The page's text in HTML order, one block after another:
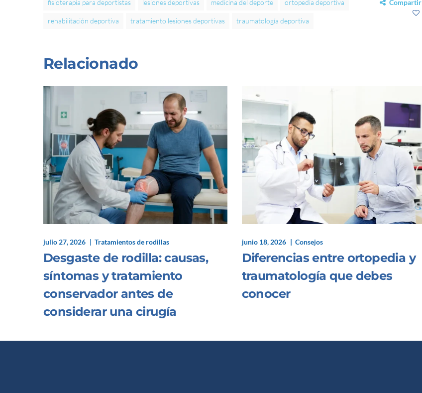
fisioterapia para deportistas lesiones deportivas medicina del deporte ortopedia deportiva
rehabilitación deportiva tratamiento lesiones deportivas traumatología deportiva
Compartir
Relacionado
julio 27, 2026 Tratamientos de rodillas
Desgaste de rodilla: causas,
síntomas y tratamiento
conservador antes de
considerar una cirugía
junio 18, 2026 Consejos
Diferencias entre ortopedia y
traumatología que debes
conocer